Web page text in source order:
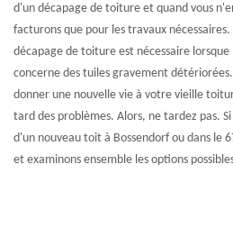
d'un décapage de toiture et quand vous
facturons que pour les travaux
décapage de toiture est nécessaire
concerne des tuiles gravement
donner une nouvelle vie à votre vieille
tard des problèmes. Alors, ne tardez pas.
d'un nouveau toit à Bossendorf ou dans le
et examinons ensemble les options